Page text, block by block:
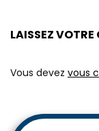
LAISSEZ
Vous devez vous